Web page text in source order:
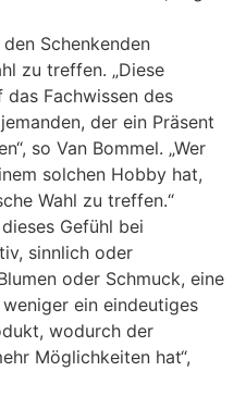
Schenkenden
zu treffen. „Diese
Fachwissen des
der ein Präsent
so Van Bommel. „Wer
solchen Hobby hat,
Wahl zu treffen.“
Gefühl bei
sinnlich oder
oder Schmuck, eine
ein eindeutiges
wodurch der
Möglichkeiten hat“,